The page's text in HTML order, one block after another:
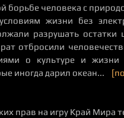
борьбе человека с
жизни без
разрушать остатки
отбросили
о культуре и
иногда дарил океан...
прав на игру Край Мира